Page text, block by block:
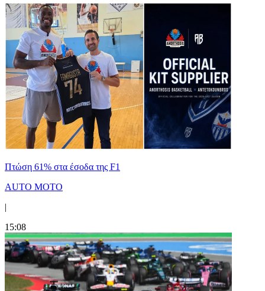
Πτώση 61% στα έσοδα της F1
AUTO MOTO
|
15:08